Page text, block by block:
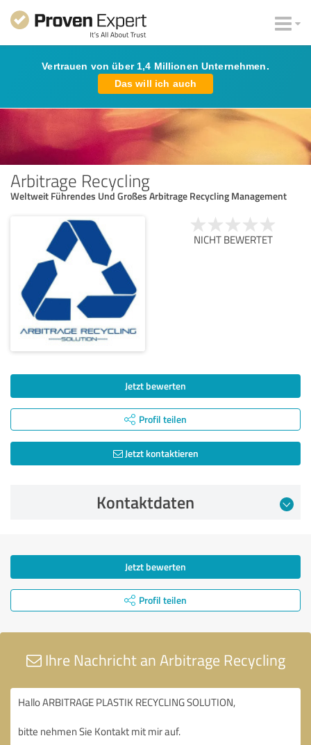
Vertrauen von über 1,4 Millionen Unternehmen.
Das will ich auch
Arbitrage Recycling
Weltweit Führendes Und Großes Arbitrage Recycling Management
NICHT BEWERTET
Jetzt bewerten
Profil teilen
Jetzt kontaktieren
Kontaktdaten
Jetzt bewerten
Profil teilen
Ihre Nachricht an Arbitrage Recycling